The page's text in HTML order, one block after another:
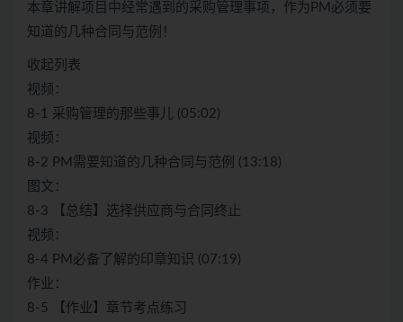
本章讲解项目中经常遇到的采购管理事项，作为PM必须要
知道的几种合同与范例！
收起列表
视频：
8-1 采购管理的那些事儿 (05:02)
视频：
8-2 PM需要知道的几种合同与范例 (13:18)
图文：
8-3 【总结】选择供应商与合同终止
视频：
8-4 PM必备了解的印章知识 (07:19)
作业：
8-5 【作业】章节考点练习